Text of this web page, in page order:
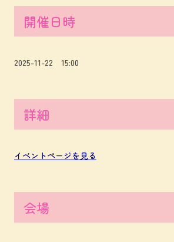
開催日時
2025-11-22 15:00
詳細
イベントページを見る
会場